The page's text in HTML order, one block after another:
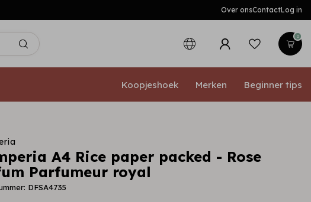
Over onsContactLog in
0
Koopjeshoek Merken Beginner tips
A4 Rice paper packed - Rose
Parfumeur royal
DFSA4735